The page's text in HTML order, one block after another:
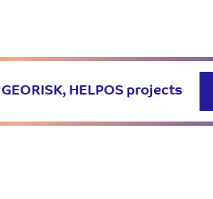
HELPOS projects